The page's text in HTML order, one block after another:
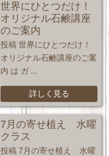
世界にひとつだけ！
オリジナル石鹸講座
のご案内
投稿 世界にひとつだけ！
オリジナル石鹸講座のご案
内 は ガ ...
詳しく見る
7月の寄せ植え 水曜
クラス
投稿 7月の寄せ植え 水曜